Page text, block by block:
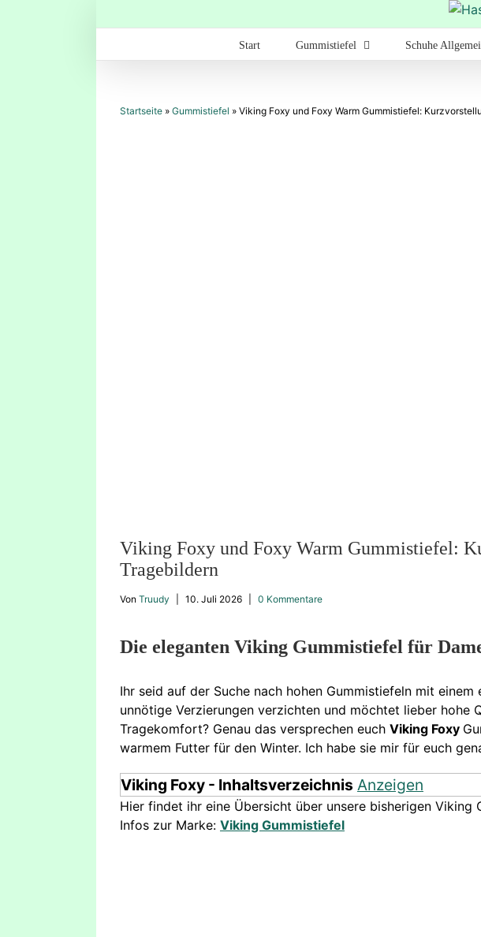
Start Gummistiefel Schuhe
Startseite » Gummistiefel » Viking Foxy und Foxy Warm Gummistiefel:
Viking Foxy und Foxy Warm Gummistiefel:
Tragebildern
Von Truudy 10. Juli 2026 0 Kommentare
Die eleganten Viking Gummistiefel für
Ihr seid auf der Suche nach hohen Gummistiefeln mit
unnötige Verzierungen verzichten und möchtet lieber hohe
Tragekomfort? Genau das versprechen euch Viking Foxy
warmem Futter für den Winter. Ich habe sie mir für euch
Viking Foxy - Inhaltsverzeichnis Anzeigen
Hier findet ihr eine Übersicht über unsere bisherigen Viking
Infos zur Marke: Viking Gummistiefel